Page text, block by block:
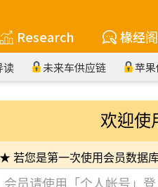
Research 椽经阁
读 未来车供应链 苹
欢迎使
★ 若您是第一次使用会员数据